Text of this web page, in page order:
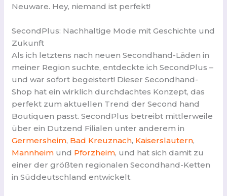
Neuware. Hey, niemand ist perfekt!
SecondPlus: Nachhaltige Mode mit Geschichte und
Zukunft
Als ich letztens nach neuen Secondhand-Läden in
meiner Region suchte, entdeckte ich SecondPlus –
und war sofort begeistert! Dieser Secondhand-
Shop hat ein wirklich durchdachtes Konzept, das
perfekt zum aktuellen Trend der Second hand
Boutiquen passt. SecondPlus betreibt mittlerweile
über ein Dutzend Filialen unter anderem in
Germersheim, Bad Kreuznach, Kaiserslautern,
Mannheim und Pforzheim, und hat sich damit zu
einer der größten regionalen Secondhand-Ketten
in Süddeutschland entwickelt.